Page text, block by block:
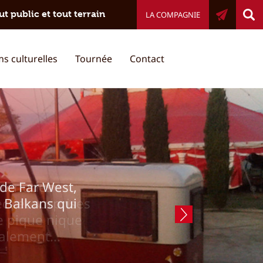
public et tout terrain LA COMPAGNIE
culturelles Tournée Contact
et
et
Far West,
Balkans qui
et surprises
pique nique